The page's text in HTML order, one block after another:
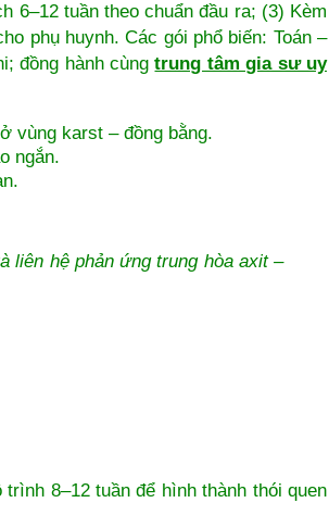
6–12 tuần theo chuẩn đầu ra; (3) Kèm
phụ huynh. Các gói phổ biến: Toán –
đồng hành cùngtrung tâm gia sư uy
vùng karst – đồng bằng.
ngắn.
liên hệ phản ứng trung hòa axit –
8–12 tuần để hình thành thói quen